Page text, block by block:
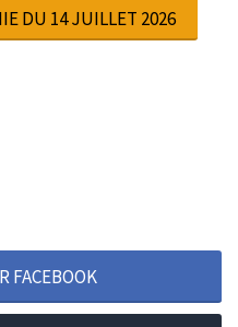
DU 14 JUILLET 2026
FACEBOOK